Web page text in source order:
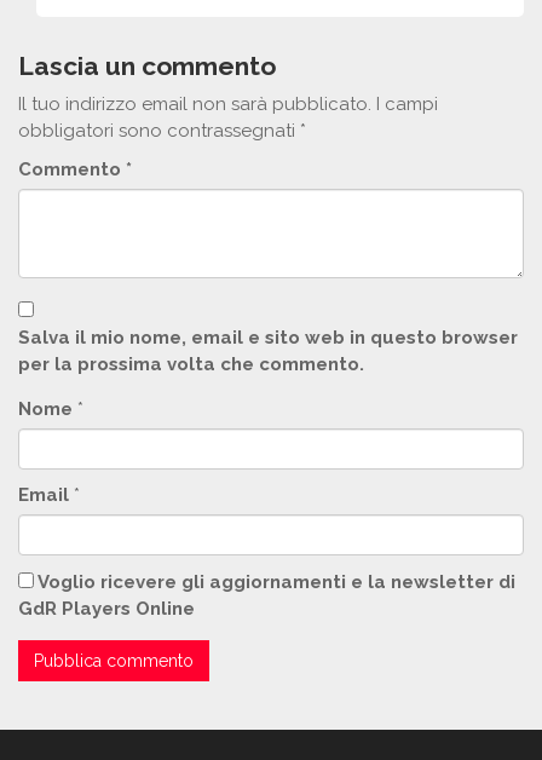
Lascia un commento
Il tuo indirizzo email non sarà pubblicato. I campi
obbligatori sono contrassegnati *
Commento *
Salva il mio nome, email e sito web in questo browser
per la prossima volta che commento.
Nome *
Email *
Voglio ricevere gli aggiornamenti e la newsletter di
GdR Players Online